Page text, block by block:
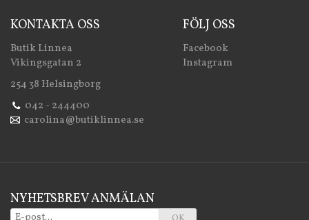
KONTAKTA OSS
Butik Linnea
Vikingsgatan 2
254 38 Helsingborg
042 - 244400
carolina@butiklinnea.se
FÖLJ OSS
Facebook
Instagram
NYHETSBREV ANMÄLAN